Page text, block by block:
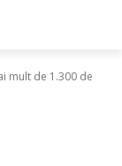
mult de 1.300 de